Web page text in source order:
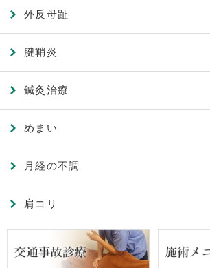
外反母趾
腱鞘炎
鍼灸治療
めまい
月経の不調
肩コリ